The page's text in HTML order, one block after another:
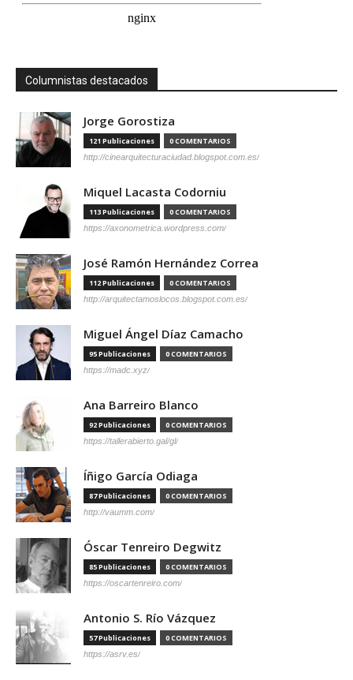
Columnistas destacados
Jorge Gorostiza
121 Publicaciones 0 COMENTARIOS
http://cinearquitecturaciudad.blogspot.com.es/
Miquel Lacasta Codorniu
113 Publicaciones 0 COMENTARIOS
https://axonometrica.wordpress.com/
José Ramón Hernández Correa
112 Publicaciones 0 COMENTARIOS
http://arquitectamoslocos.blogspot.com.es/
Miguel Ángel Díaz Camacho
95 Publicaciones 0 COMENTARIOS
https://madc.xyz/
Ana Barreiro Blanco
92 Publicaciones 0 COMENTARIOS
https://tallerabierto.gal/gl/
Íñigo García Odiaga
87 Publicaciones 0 COMENTARIOS
http://vaumm.com/
Óscar Tenreiro Degwitz
85 Publicaciones 0 COMENTARIOS
https://oscartenreiro.com/
Antonio S. Río Vázquez
57 Publicaciones 0 COMENTARIOS
https://asrv.es/